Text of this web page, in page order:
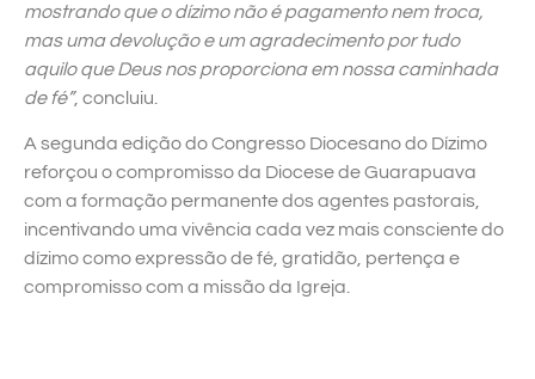
mostrando que o dízimo não é pagamento nem troca,
mas uma devolução e um agradecimento por tudo
aquilo que Deus nos proporciona em nossa caminhada
de fé”, concluiu.
A segunda edição do Congresso Diocesano do Dízimo
reforçou o compromisso da Diocese de Guarapuava
com a formação permanente dos agentes pastorais,
incentivando uma vivência cada vez mais consciente do
dízimo como expressão de fé, gratidão, pertença e
compromisso com a missão da Igreja.